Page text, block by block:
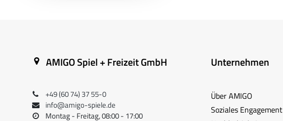
AMIGO Spiel + Freizeit GmbH
+49 (60 74) 37 55-0
info@amigo-spiele.de
Montag - Freitag, 08:00 - 17:00
Unternehmen
Über AMIGO
Soziales Engagement